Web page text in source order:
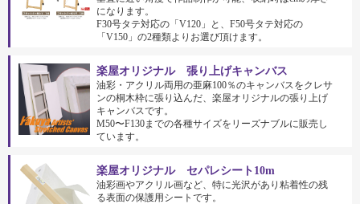
になります。
F30号タテ対応の「V120」と、F50号タテ対応の
「V150」の2種類よりお選び頂けます。
楽屋オリジナル 張り上げキャンバス
油彩・アクリル両用の亜麻100％のキャンバスをクレサ
ンの桐木枠に張り込んだ、楽屋オリジナルの張り上げ
キャンバスです。
M50〜F130までの各種サイズをリーズナブルに販売し
ています。
楽屋オリジナル セパレシート10m
油彩画やアクリル画など、特に光沢があり粘着性の残
る表面の保護用シートです。